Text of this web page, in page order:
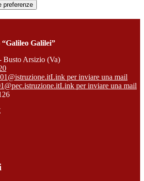
preferenze
Galilei”
Busto Arsizio (Va)
Link per inviare una mail
Link per inviare una mail